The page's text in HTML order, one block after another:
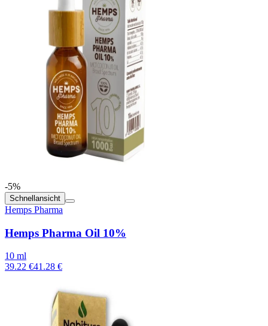
-5%
Schnellansicht
Hemps Pharma
Hemps Pharma Oil 10%
10 ml
39.22 €41.28 €